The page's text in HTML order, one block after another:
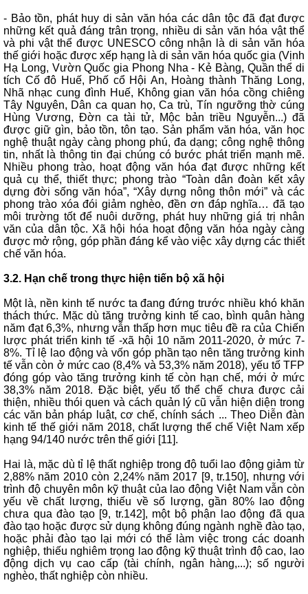
- Bảo tồn, phát huy di sản văn hóa các dân tộc đã đạt được
những kết quả đáng trân trọng, nhiều di sản văn hóa vật thể
và phi vật thể được UNESCO công nhận là di sản văn hóa
thế giới hoặc được xếp hạng là di sản văn hóa quốc gia (Vịnh
Hạ Long, Vườn Quốc gia Phong Nha - Kẻ Bàng, Quần thể di
tích Cố đô Huế, Phố cổ Hội An, Hoàng thành Thăng Long,
Nhã nhạc cung đình Huế, Không gian văn hóa cồng chiêng
Tây Nguyên, Dân ca quan họ, Ca trù, Tín ngưỡng thờ cúng
Hùng Vương, Đờn ca tài tử, Mộc bản triều Nguyễn...) đã
được giữ gìn, bảo tồn, tôn tạo. Sản phẩm văn hóa, văn học
nghệ thuật ngày càng phong phú, đa dạng; công nghệ thông
tin, nhất là thông tin đại chúng có bước phát triển mạnh mẽ.
Nhiều phong trào, hoạt động văn hóa đạt được những kết
quả cụ thể, thiết thực; phong trào “Toàn dân đoàn kết xây
dựng đời sống văn hóa”, “Xây dựng nông thôn mới” và các
phong trào xóa đói giảm nghèo, đền ơn đáp nghĩa… đã tạo
môi trường tốt để nuôi dưỡng, phát huy những giá trị nhân
văn của dân tộc. Xã hội hóa hoạt động văn hóa ngày càng
được mở rộng, góp phần đáng kể vào việc xây dựng các thiết
chế văn hóa.
3.2. Hạn chế trong thực hiện tiến bộ xã hội
Một là, nền kinh tế nước ta đang đứng trước nhiều khó khăn
thách thức. Mặc dù tăng trưởng kinh tế cao, bình quân hàng
năm đạt 6,3%, nhưng vẫn thấp hơn mục tiêu đề ra của Chiến
lược phát triển kinh tế -xã hội 10 năm 2011-2020, ở mức 7-
8%. Tỉ lệ lao động và vốn góp phần tạo nên tăng trưởng kinh
tế vẫn còn ở mức cao (8,4% và 53,3% năm 2018), yếu tố TFP
đóng góp vào tăng trưởng kinh tế còn hạn chế, mới ở mức
38,3% năm 2018. Đặc biệt, yếu tố thể chế chưa được cải
thiện, nhiều thói quen và cách quản lý cũ vẫn hiện diện trong
các văn bản pháp luật, cơ chế, chính sách ... Theo Diễn đàn
kinh tế thế giới năm 2018, chất lượng thể chế Việt Nam xếp
hạng 94/140 nước trên thế giới [11].
Hai là, mặc dù tỉ lệ thất nghiệp trong độ tuổi lao động giảm từ
2,88% năm 2010 còn 2,24% năm 2017 [9, tr.150], nhưng với
trình độ chuyên môn kỹ thuật của lao động Việt Nam vẫn còn
yếu về chất lượng, thiếu về số lượng, gần 80% lao động
chưa qua đào tạo [9, tr.142], một bộ phận lao động đã qua
đào tạo hoặc được sử dụng không đúng ngành nghề đào tạo,
hoặc phải đào tạo lại mới có thể làm việc trong các doanh
nghiệp, thiếu nghiêm trọng lao động kỹ thuật trình độ cao, lao
động dịch vụ cao cấp (tài chính, ngân hàng,...); số người
nghèo, thất nghiệp còn nhiều.